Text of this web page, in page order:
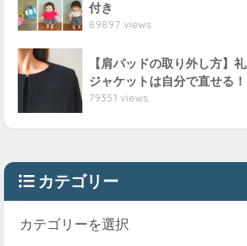
付き
89897 views
【肩パッドの取り外し方】
ジャケットは自分で直せる！
79351 views
カテゴリー